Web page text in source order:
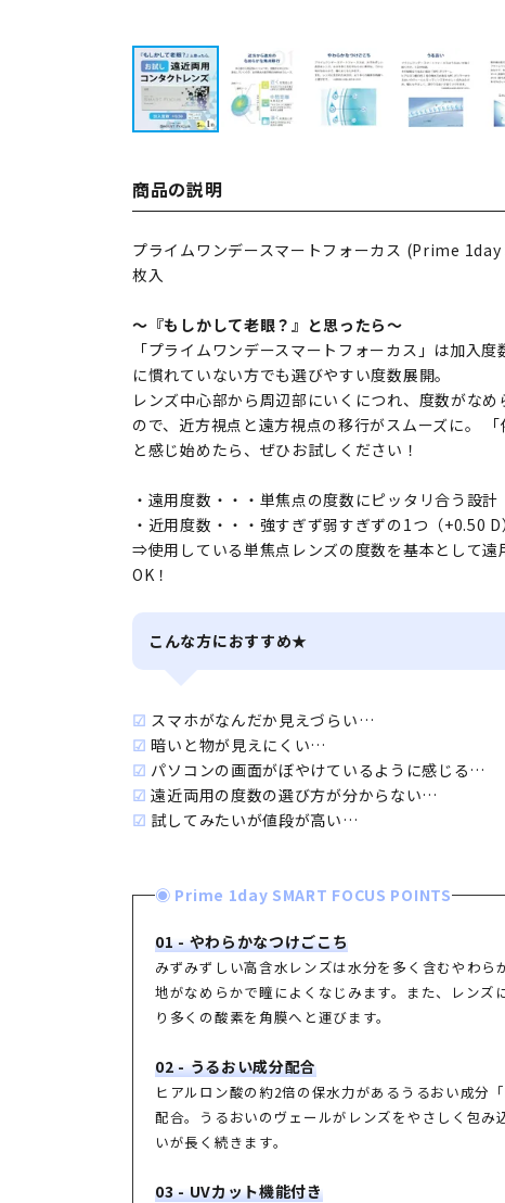
商品の説明
プライムワンデースマートフォーカス (Prime 1day
枚入
～『もしかして老眼？』と思ったら～
「プライムワンデースマートフォーカス」は加入
に慣れていない方でも選びやすい度数展開。
レンズ中心部から周辺部にいくにつれ、度数がなめ
ので、近方視点と遠方視点の移行がスムーズに。 「
と感じ始めたら、ぜひお試しください！
・遠用度数・・・単焦点の度数にピッタリ合う設計
・近用度数・・・強すぎず弱すぎずの1つ（+0.50
⇒使用している単焦点レンズの度数を基本として遠
OK！
こんな方におすすめ★
☑ スマホがなんだか見えづらい…
☑ 暗いと物が見えにくい…
☑ パソコンの画面がぼやけているように感じる…
☑ 遠近両用の度数の選び方が分からない…
☑ 試してみたいが値段が高い…
◉ Prime 1day SMART FOCUS POINTS
01 - やわらかなつけごこち
みずみずしい高含水レンズは水分を多く含むやわら
地がなめらかで瞳によくなじみます。また、レンズ
り多くの酸素を角膜へと運びます。
02 - うるおい成分配合
ヒアルロン酸の約2倍の保水力があるうるおい成分
配合。うるおいのヴェールがレンズをやさしく包み
いが長く続きます。
03 - UVカット機能付き